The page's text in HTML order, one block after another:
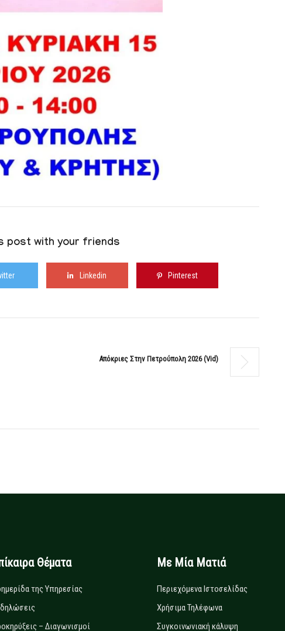
post with your friends
Linkedin Pinterest
Απόκριες Στην Πετρούπολη 2026 (vid)
Θέματα
της Υπηρεσίας
– Διαγωνισμοί
Με Μία Ματιά
Περιεχόμενα Ιστοσελίδας
Χρήσιμα Τηλέφωνα
Συγκοινωνιακή κάλυψη